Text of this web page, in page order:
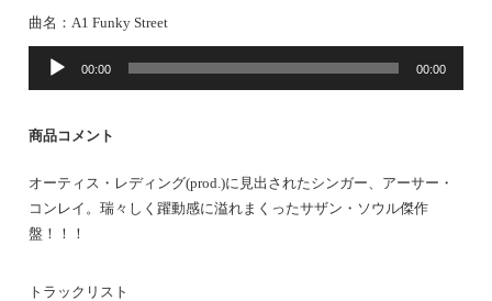
曲名： A1 Funky Street
音
ー
00:00 00:00
商品コメント
オーティス・レディング(prod.)に見出されたシンガー、アーサー・
コンレイ。瑞々しく躍動感に溢れまくったサザン・ソウル傑作
盤！！！
トラックリスト